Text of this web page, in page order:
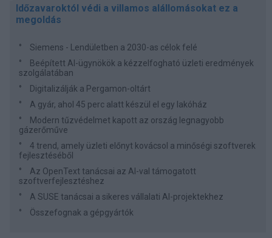
Időzavaroktól védi a villamos alállomásokat ez a
megoldás
Siemens - Lendületben a 2030-as célok felé
Beépített AI-ügynökök a kézzelfogható üzleti eredmények
szolgálatában
Digitalizálják a Pergamon-oltárt
A gyár, ahol 45 perc alatt készül el egy lakóház
Modern tűzvédelmet kapott az ország legnagyobb
gázerőműve
4 trend, amely üzleti előnyt kovácsol a minőségi szoftverek
fejlesztéséből
Az OpenText tanácsai az AI-val támogatott
szoftverfejlesztéshez
A SUSE tanácsai a sikeres vállalati AI-projektekhez
Összefognak a gépgyártók